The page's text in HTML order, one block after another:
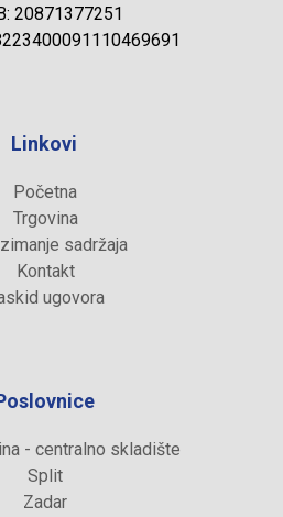
20871377251
Linkovi
Početna
Trgovina
sadržaja
Kontakt
ugovora
- centralno skladište
Split
Zadar